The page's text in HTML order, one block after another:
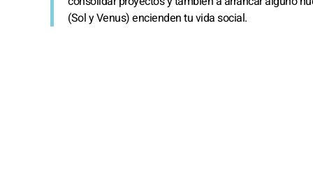
(Sol y Venus) encienden tu vida social.